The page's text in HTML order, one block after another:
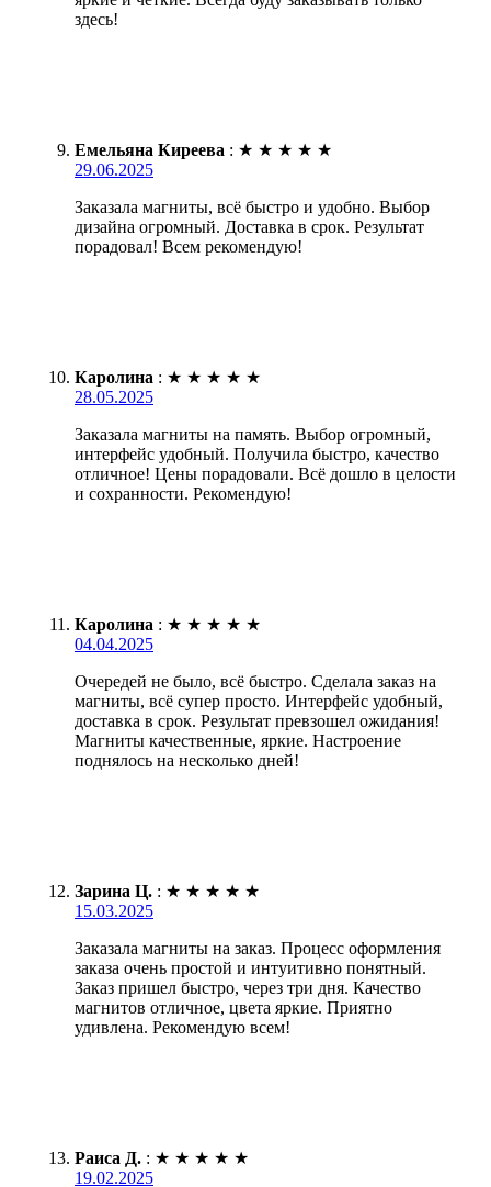
здесь!
Емельяна Киреева : ★ ★ ★ ★ ★
29.06.2025
Заказала магниты, всё быстро и удобно. Выбор
дизайна огромный. Доставка в срок. Результат
порадовал! Всем рекомендую!
Каролина : ★ ★ ★ ★ ★
28.05.2025
Заказала магниты на память. Выбор огромный,
интерфейс удобный. Получила быстро, качество
отличное! Цены порадовали. Всё дошло в целости
и сохранности. Рекомендую!
Каролина : ★ ★ ★ ★ ★
04.04.2025
Очередей не было, всё быстро. Сделала заказ на
магниты, всё супер просто. Интерфейс удобный,
доставка в срок. Результат превзошел ожидания!
Магниты качественные, яркие. Настроение
поднялось на несколько дней!
Зарина Ц. : ★ ★ ★ ★ ★
15.03.2025
Заказала магниты на заказ. Процесс оформления
заказа очень простой и интуитивно понятный.
Заказ пришел быстро, через три дня. Качество
магнитов отличное, цвета яркие. Приятно
удивлена. Рекомендую всем!
Раиса Д. : ★ ★ ★ ★ ★
19.02.2025